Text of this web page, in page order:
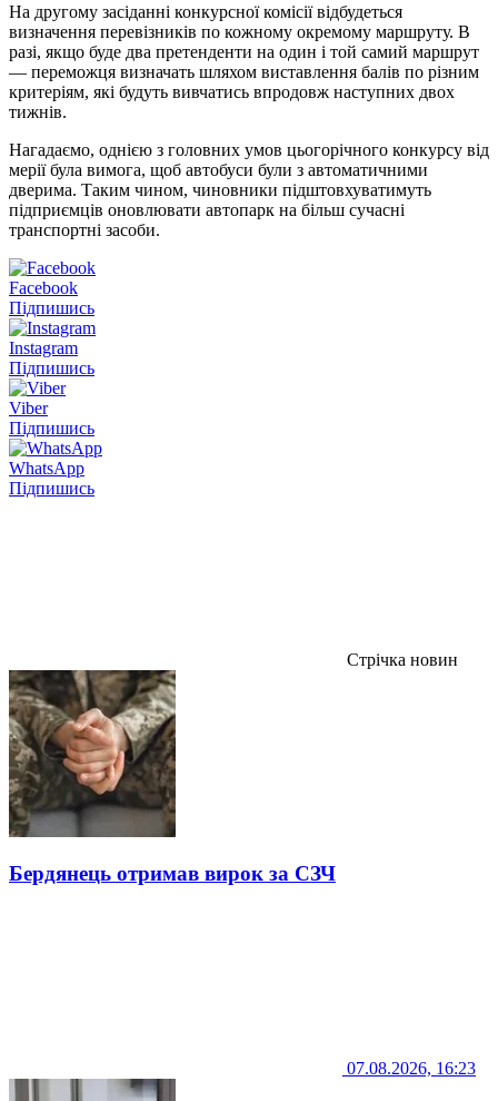
На другому засіданні конкурсної комісії відбудеться
визначення перевізників по кожному окремому маршруту. В
разі, якщо буде два претенденти на один і той самий маршрут
— переможця визначать шляхом виставлення балів по різним
критеріям, які будуть вивчатись впродовж наступних двох
тижнів.
Нагадаємо, однією з головних умов цьогорічного конкурсу від
мерії була вимога, щоб автобуси були з автоматичними
дверима. Таким чином, чиновники підштовхуватимуть
підприємців оновлювати автопарк на більш сучасні
транспортні засоби.
Facebook
Підпишись
Instagram
Підпишись
Viber
Підпишись
WhatsApp
Підпишись
Стрічка новин
Бердянець отримав вирок за СЗЧ
07.08.2026, 16:23